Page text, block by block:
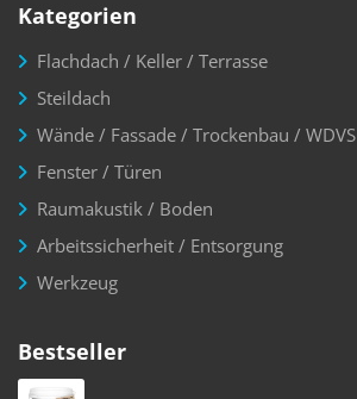
Kategorien
Flachdach / Keller / Terrasse
Steildach
Wände / Fassade / Trockenbau / WDVS
Fenster / Türen
Raumakustik / Boden
Arbeitssicherheit / Entsorgung
Werkzeug
Bestseller